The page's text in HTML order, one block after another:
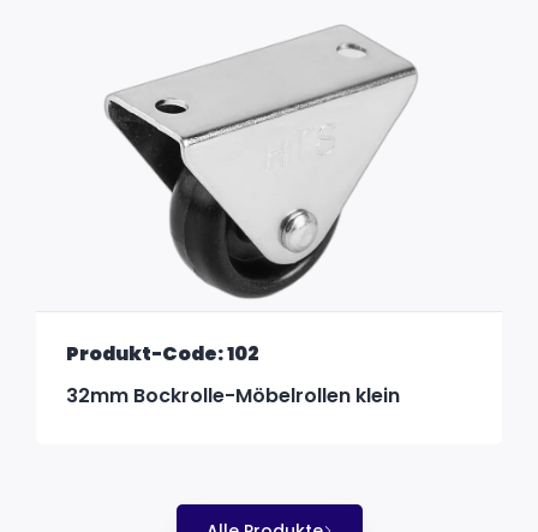
Produkt-Code: 102
32mm Bockrolle-Möbelrollen klein